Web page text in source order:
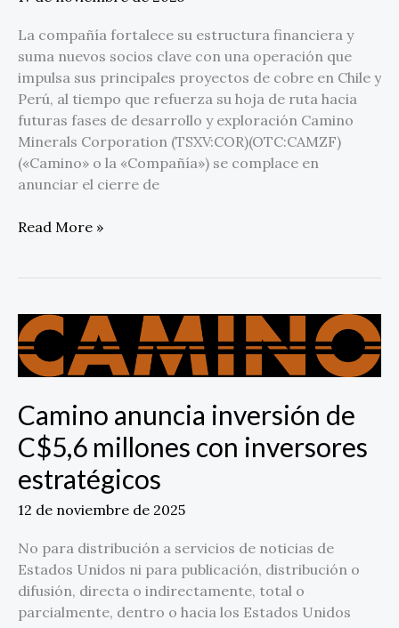
La compañía fortalece su estructura financiera y
suma nuevos socios clave con una operación que
impulsa sus principales proyectos de cobre en Chile y
Perú, al tiempo que refuerza su hoja de ruta hacia
futuras fases de desarrollo y exploración Camino
Minerals Corporation (TSXV:COR)(OTC:CAMZF)
(«Camino» o la «Compañía») se complace en
anunciar el cierre de
Read More »
Camino anuncia inversión de
C$5,6 millones con inversores
estratégicos
12 de noviembre de 2025
No para distribución a servicios de noticias de
Estados Unidos ni para publicación, distribución o
difusión, directa o indirectamente, total o
parcialmente, dentro o hacia los Estados Unidos
Camino
anuncia
inversión
C$5,6
millones
con
inversores
estratégicos